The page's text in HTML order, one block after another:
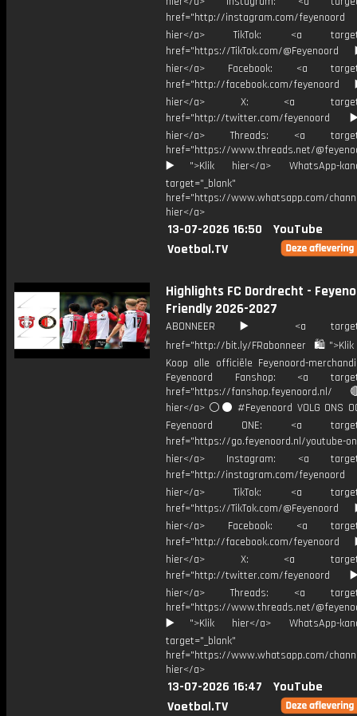
href="http://instagram.com/
hier</a> TikTok: <a
href="https://TikTok.com/
hier</a> Facebook: <a
href="http://facebook.com/
hier</a> X: <a
href="http://twitter.com/
hier</a> Threads: <a
href="https://www.threads.net/
▶️">Klik hier</a> WhatsApp-
target="_blank"
href="https://www.whatsapp.com/
hier</a>
13-07-2026 16:50
YouTube
Voetbal.TV
Highlights FC Dordrecht -
Friendly 2026-2027
ABONNEER ▶️ <a
href="http://bit.ly/FRabonneer
Koop alle officiële Feyenoord-
Feyenoord Fanshop: <a
href="https://
hier</a> ⚪️⚫ #Feyenoord VOLG ONS
Feyenoord ONE: <a
href="https://go.feyenoord.nl/youtube-
hier</a> Instagram: <a
href="http://instagram.com/
hier</a> TikTok: <a
href="https://TikTok.com/
hier</a> Facebook: <a
href="http://facebook.com/
hier</a> X: <a
href="http://twitter.com/
hier</a> Threads: <a
href="https://www.threads.net/
▶️">Klik hier</a> WhatsApp-
target="_blank"
href="https://www.whatsapp.com/
hier</a>
13-07-2026 16:47
YouTube
Voetbal.TV